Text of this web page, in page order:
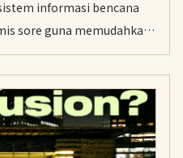
informasi bencana
sore guna memudahkan
risiko melalui skala